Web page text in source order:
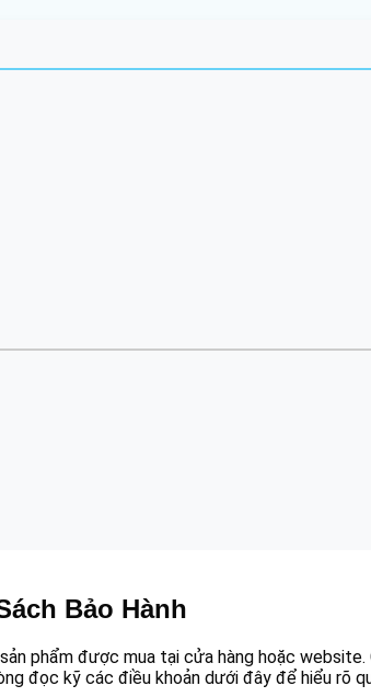
Bảo Hành
phẩm được mua tại cửa hàng hoặc
đọc kỹ các điều khoản dưới đây để hiểu rõ